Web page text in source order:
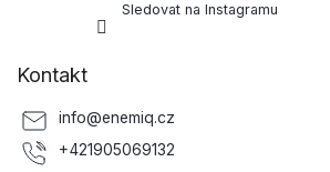
Sledovat na Instagramu
Kontakt
info@enemiq.cz
+421905069132